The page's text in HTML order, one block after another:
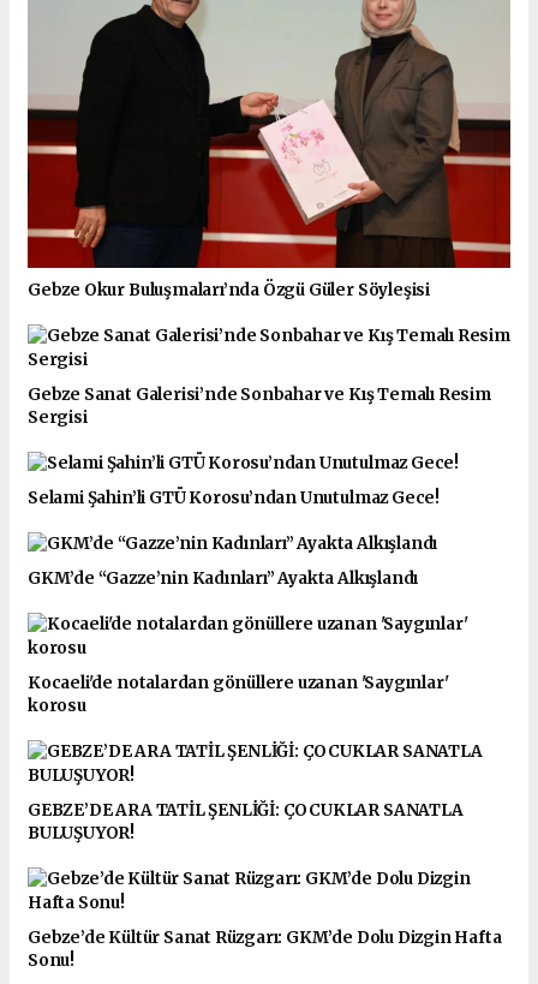
Gebze Okur Buluşmaları’nda Özgü Güler Söyleşisi
Gebze Sanat Galerisi’nde Sonbahar ve Kış Temalı Resim
Sergisi
Selami Şahin’li GTÜ Korosu’ndan Unutulmaz Gece!
GKM’de “Gazze’nin Kadınları” Ayakta Alkışlandı
Kocaeli'de notalardan gönüllere uzanan 'Saygınlar'
korosu
GEBZE’DE ARA TATİL ŞENLİĞİ: ÇOCUKLAR SANATLA
BULUŞUYOR!
Gebze’de Kültür Sanat Rüzgarı: GKM’de Dolu Dizgin Hafta
Sonu!